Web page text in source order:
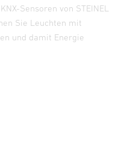
Sensoren von STEINEL
Sie Leuchten mit
und damit Energie